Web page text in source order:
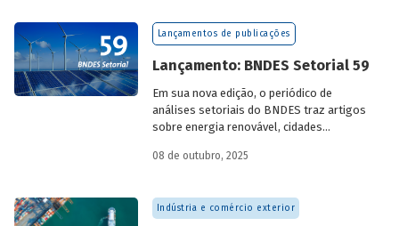
Brasil, está o lançamento da publicação
“BNDES Exim: 35 anos de apoio às
Lançamentos de publicações
Lançamento: BNDES Setorial 59
Em sua nova edição, o periódico de
análises setoriais do BNDES traz artigos
sobre energia renovável, cidades
urbanos (RSU) e exportação.
08 de outubro, 2025
Indústria e comércio exterior